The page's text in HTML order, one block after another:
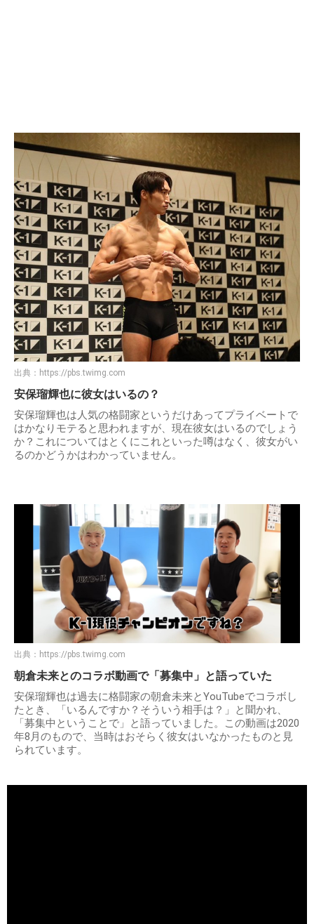
出典： https://pbs.twimg.com
安保瑠輝也に彼女はいるの？
安保瑠輝也は人気の格闘家というだけあってプライベートで
はかなりモテると思われますが、現在彼女はいるのでしょう
か？これについてはとくにこれといった噂はなく、彼女がい
るのかどうかはわかっていません。
出典： https://pbs.twimg.com
朝倉未来とのコラボ動画で「募集中」と語っていた
安保瑠輝也は過去に格闘家の朝倉未来とYouTubeでコラボし
たとき、「いるんですか？そういう相手は？」と聞かれ、
「募集中ということで」と語っていました。この動画は2020
年8月のもので、当時はおそらく彼女はいなかったものと見
られています。